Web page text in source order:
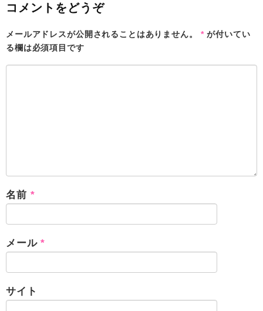
コメントをどうぞ
メールアドレスが公開されることはありません。 *が付いてい
る欄は必須項目です
名前 *
メール*
サイト